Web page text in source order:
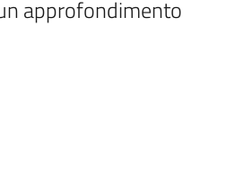
approfondimento